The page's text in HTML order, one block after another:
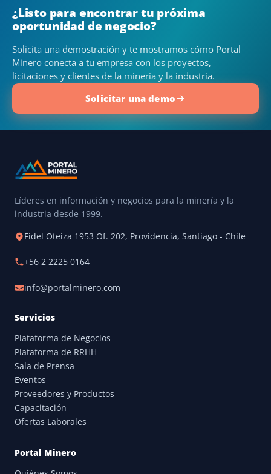
¿Listo para encontrar tu próxima
oportunidad de negocio?
Solicita una demostración y te mostramos cómo Portal
Minero conecta a tu empresa con los proyectos,
licitaciones y clientes de la minería y la industria.
Solicitar una demo
Líderes en información y negocios para la minería y la
industria desde 1999.
Fidel Oteíza 1953 Of. 202, Providencia, Santiago - Chile
+56 2 2225 0164
info@portalminero.com
Servicios
Plataforma de Negocios
Plataforma de RRHH
Sala de Prensa
Eventos
Proveedores y Productos
Capacitación
Ofertas Laborales
Portal Minero